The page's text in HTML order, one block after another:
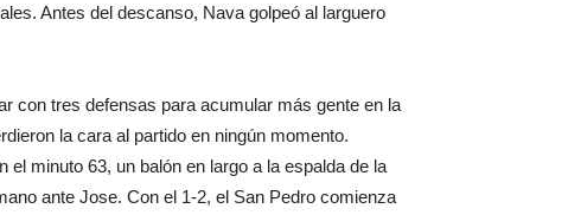
Antes del descanso, Nava golpeó al larguero
con tres defensas para acumular más gente en la
la cara al partido en ningún momento.
minuto 63, un balón en largo a la espalda de la
ante Jose. Con el 1-2, el San Pedro comienza